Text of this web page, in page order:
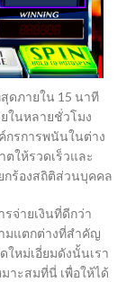
ดภายใน 15 นาที
ในหลายชั่วโมง
กรการพนันในต่าง
ให้รวดเร็วและ
ร้องสถิติส่วนบุคคล
จ่ายเงินที่ดีกว่า
มแตกต่างที่สำคัญ
ใหม่เอี่ยมดังนั้นเรา
าะสมที่นี่ เพื่อให้ได้